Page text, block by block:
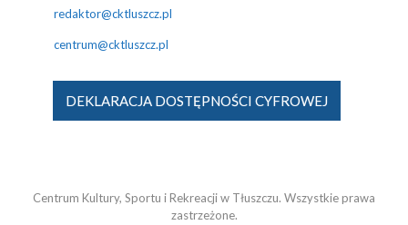
redaktor@cktluszcz.pl
centrum@cktluszcz.pl
DEKLARACJA DOSTĘPNOŚCI CYFROWEJ
Centrum Kultury, Sportu i Rekreacji w Tłuszczu. Wszystkie prawa
zastrzeżone.